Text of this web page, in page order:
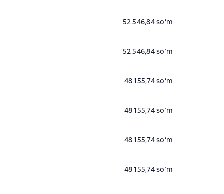
52 546,84 soʻm
52 546,84 soʻm
48 155,74 soʻm
48 155,74 soʻm
48 155,74 soʻm
48 155,74 soʻm